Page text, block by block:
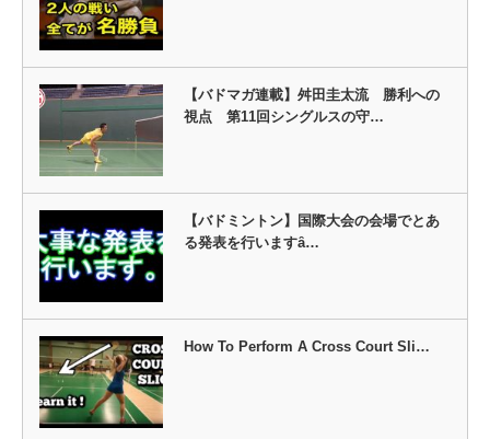
【バドマガ連載】舛田圭太流 勝利への
視点 第11回シングルスの守…
【バドミントン】国際大会の会場でとあ
る発表を行いますȃ…
How To Perform A Cross Court Sli…